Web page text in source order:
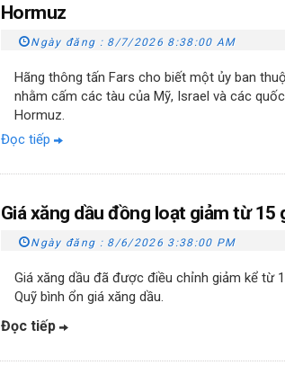
Hormuz
Ngày đăng : 8/7/2026 8:38:00 AM
Hãng thông tấn Fars cho biết một ủy ban
nhằm cấm các tàu của Mỹ, Israel và các
Hormuz.
Đọc tiếp
Giá xăng dầu đồng loạt giảm từ 15
Ngày đăng : 8/6/2026 3:38:00 PM
Giá xăng dầu đã được điều chỉnh giảm kể từ
Quỹ bình ổn giá xăng dầu.
Đọc tiếp